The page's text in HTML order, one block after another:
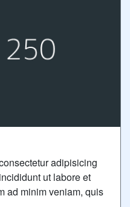
adipisicing
ut labore et
ad minim veniam, quis